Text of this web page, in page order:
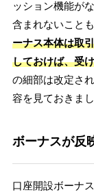
ッション機能が
含まれないことも
ーナス本体は取
しておけば、受
の細部は改定さ
容を見ておきまし
ボーナスが反
口座開設ボーナ